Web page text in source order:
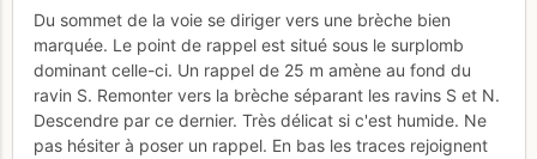
Du sommet de la voie se diriger vers une brèche bien
marquée. Le point de rappel est situé sous le surplomb
dominant celle-ci. Un rappel de 25 m amène au fond du
ravin S. Remonter vers la brèche séparant les ravins S et N.
Descendre par ce dernier. Très délicat si c'est humide. Ne
pas hésiter à poser un rappel. En bas les traces rejoignent